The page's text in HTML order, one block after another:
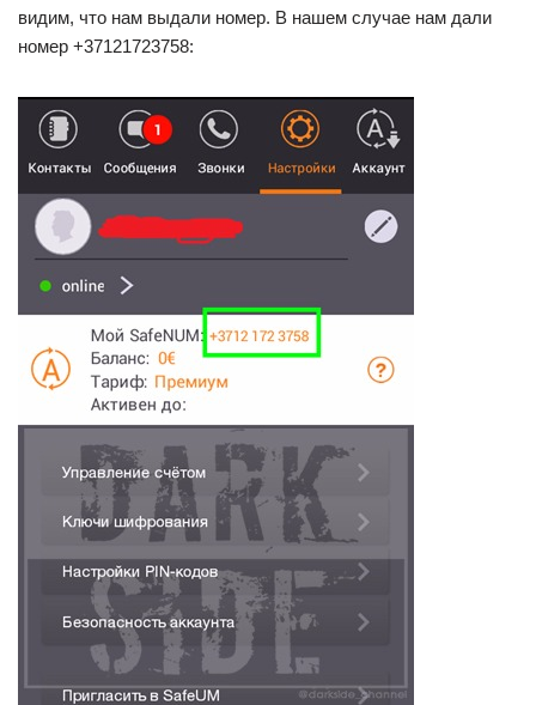
видим, что нам выдали номер. В нашем случае нам дали
номер +37121723758: